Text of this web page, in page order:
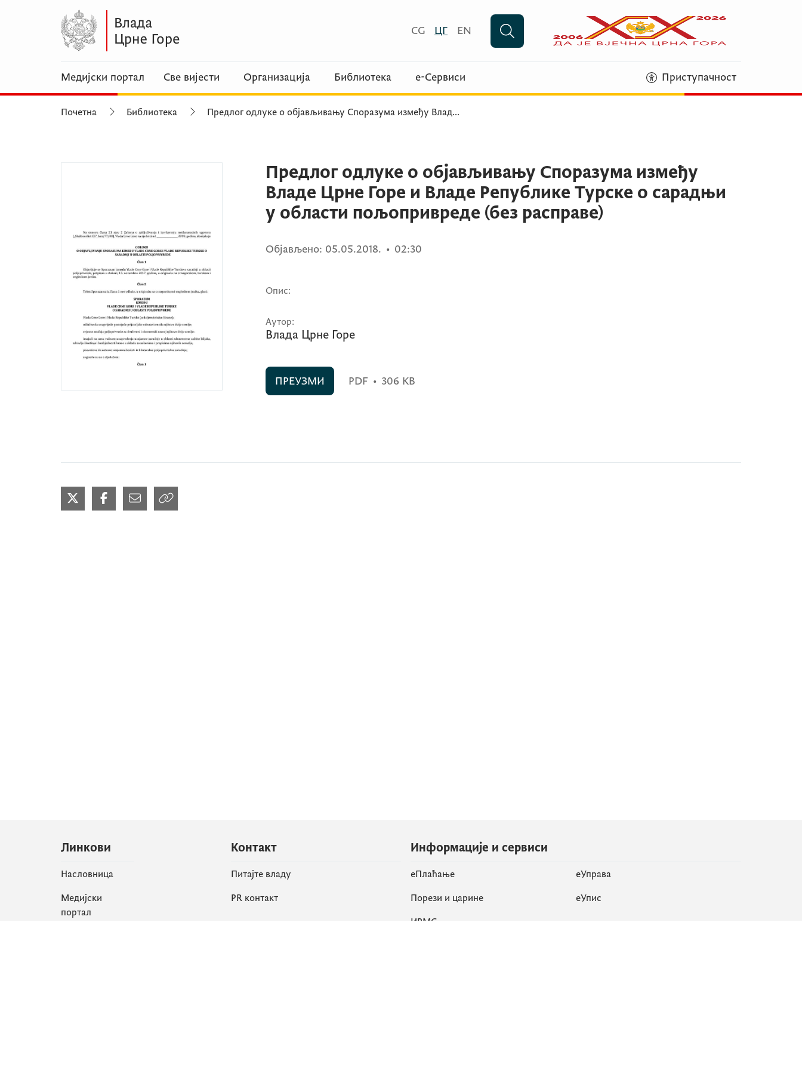
CG ЦГ EN
Медијски портал Све вијести Организација Библиотека е-Сервиси Приступачност
Почетна Библиотека Предлог одлуке о објављивању Споразума између Влад...
Предлог одлуке о објављивању Споразума између
Владе Црне Горе и Владе Републике Турске о сарадњи
у области пољопривреде (без расправе)
Објављено: 05.05.2018. • 02:30
Опис:
Аутор:
Влада Црне Горе
ПРЕУЗМИ PDF • 306 KB
Линкови
Насловница
Медијски
портал
Контакт
Питајте владу
PR контакт
Информације и сервиси
eПлаћање
еУправа
Порези и царине
eУпис
ИРМС